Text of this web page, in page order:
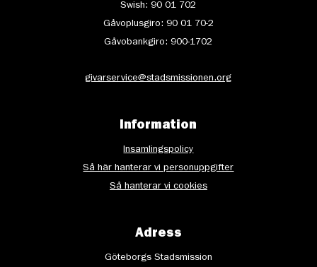
Swish: 90 01 702
Gåvoplusgiro: 90 01 70-2
Gåvobankgiro: 900-1702
givarservice@stadsmissionen.org
Information
Insamlingspolicy
Så här hanterar vi personuppgifter
Så hanterar vi cookies
Adress
Göteborgs Stadsmission